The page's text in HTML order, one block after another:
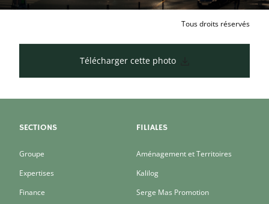
Tous droits réservés
Télécharger cette photo
SECTIONS
Groupe
Expertises
Finance
FILIALES
Aménagement et Territoires
Kalilog
Serge Mas Promotion